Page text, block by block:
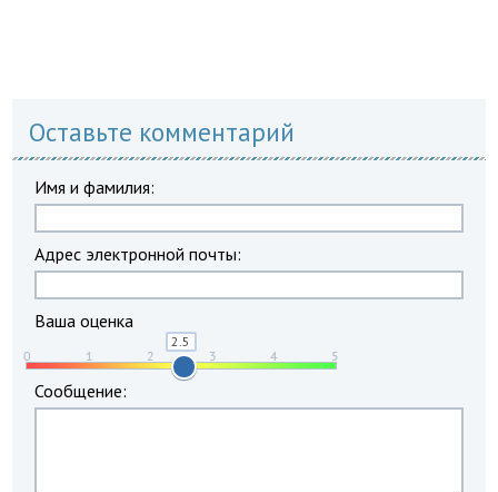
Оставьте комментарий
Имя и фамилия:
Адрес электронной почты:
Ваша оценка
Сообщение: